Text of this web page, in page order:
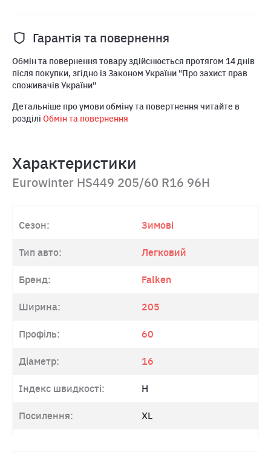
Гарантія та повернення
Обмін та повернення товару здійснюється протягом 14 днів
після покупки, згідно із Законом України "Про захист прав
споживачів України"
Детальніше про умови обміну та повертнення читайте в
розділі Обмін та повернення
Характеристики
Eurowinter HS449 205/60 R16 96H
Сезон: Зимові
Тип авто: Легковий
Бренд: Falken
Ширина: 205
Профіль: 60
Діаметр: 16
Індекс швидкості: H
Посилення: XL